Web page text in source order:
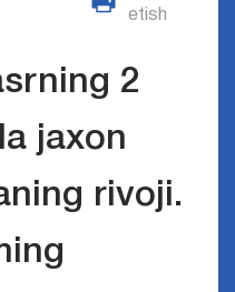
etish
2
jaxon
rivoji.